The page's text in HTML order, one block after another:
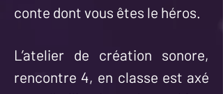
conte dont vous êtes le héros.
L’atelier de création sonore,
rencontre 4, en classe est axé